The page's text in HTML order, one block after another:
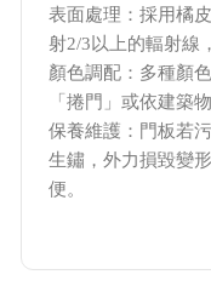
表面處理：採用橘
射2/3以上的輻射線
顏色調配：多種顏
「捲門」或依建築
保養維護：門板若
生鏽，外力損毀變
便。